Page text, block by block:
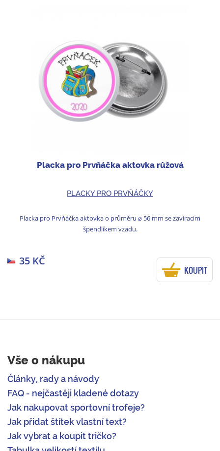
Placka pro Prvňáčka aktovka růžová
PLACKY PRO PRVŇÁČKY
Placka pro Prvňáčka aktovka o průměru ⌀ 56 mm se zavíracím
špendlíkem vzadu.
35 KČ
KOUPIT
Vše o nákupu
Články, rady a návody
FAQ - nejčastěji kladené dotazy
Jak nakupovat sportovní trofeje?
Jak přidat štítek vlastní text?
Jak vybrat a koupit tričko?